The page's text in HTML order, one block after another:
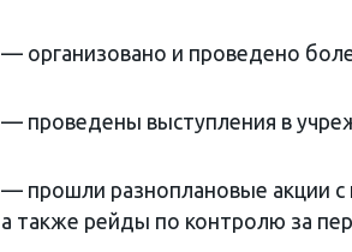
— организовано и проведено
— проведены выступления в
— прошли разноплановые акции
а также рейды по контролю за